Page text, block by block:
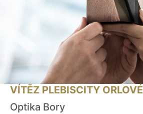
VÍTĚZ PLEBISCITY ORLOVÉ
Optika Bory